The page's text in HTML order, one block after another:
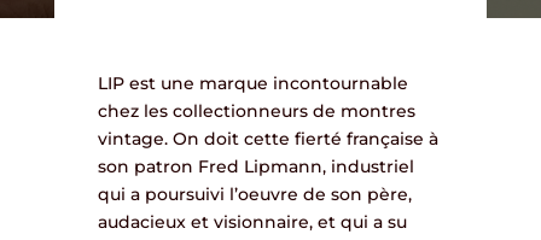
LIP est une marque incontournable
chez les collectionneurs de montres
vintage. On doit cette fierté française à
son patron Fred Lipmann, industriel
qui a poursuivi l’oeuvre de son père,
audacieux et visionnaire, et qui a su